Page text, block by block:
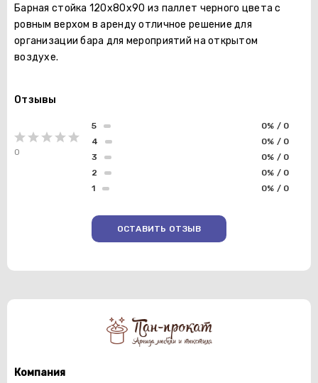
Барная стойка 120х80х90 из паллет черного цвета с
ровным верхом в аренду отличное решение для
организации бара для мероприятий на открытом
воздухе.
Отзывы
0
1 0% / 0
2 0% / 0
3 0% / 0
4 0% / 0
5 0% / 0
ОСТАВИТЬ ОТЗЫВ
Компания